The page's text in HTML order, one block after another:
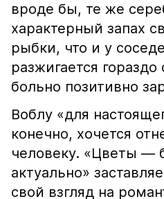
вроде бы, те же
характерный запах
рыбки, что и у
разжигается
больно позитивно
Воблу «для
конечно, хочется
человеку. «Цветы —
актуально»
свой взгляд на